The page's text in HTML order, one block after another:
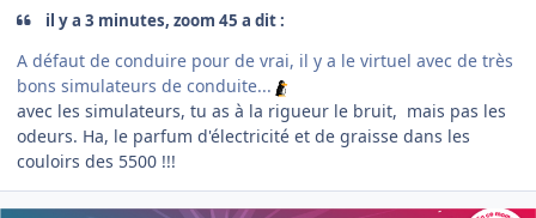
il y a 3 minutes, zoom 45 a dit :
A défaut de conduire pour de vrai, il y a le virtuel avec de très
bons simulateurs de conduite...
avec les simulateurs, tu as à la rigueur le bruit, mais pas les
odeurs. Ha, le parfum d'électricité et de graisse dans les
couloirs des 5500 !!!